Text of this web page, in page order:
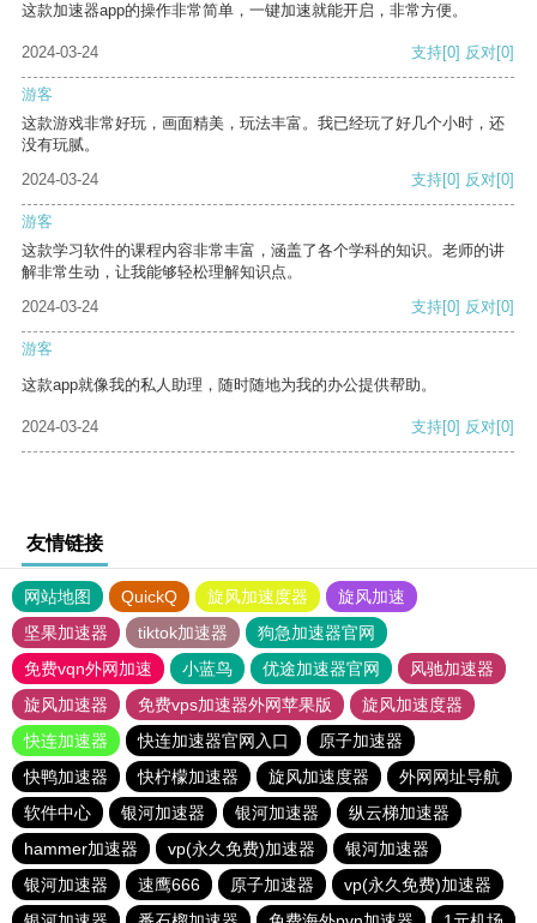
这款加速器app的操作非常简单，一键加速就能开启，非常方便。
2024-03-24 支持[0] 反对[0]
游客
这款游戏非常好玩，画面精美，玩法丰富。我已经玩了好几个小时，还
没有玩腻。
2024-03-24
支持[0] 反对[0]
游客
这款学习软件的课程内容非常丰富，涵盖了各个学科的知识。老师的讲
解非常生动，让我能够轻松理解知识点。
2024-03-24
支持[0] 反对[0]
游客
这款app就像我的私人助理，随时随地为我的办公提供帮助。
2024-03-24 支持[0] 反对[0]
友情链接
网站地图 QuickQ 旋风加速度器
旋风加速
坚果加速器
tiktok加速器
狗急加速器官网
免费vqn外网加速
小蓝鸟 优途加速器官网
风驰加速器
旋风加速器
免费vps加速器外网苹果版
旋风加速度器
快连加速器
快连加速器官网入口
原子加速器
快鸭加速器
快柠檬加速器 旋风加速度器
外网网址导航
软件中心
银河加速器 银河加速器
纵云梯加速器
hammer加速器
vp(永久免费)加速器
银河加速器
银河加速器
速鹰666 原子加速器
vp(永久免费)加速器